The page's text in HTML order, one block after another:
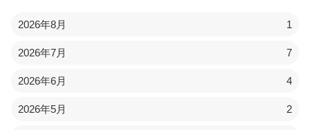
2026年8月 1
2026年7月 7
2026年6月 4
2026年5月 2